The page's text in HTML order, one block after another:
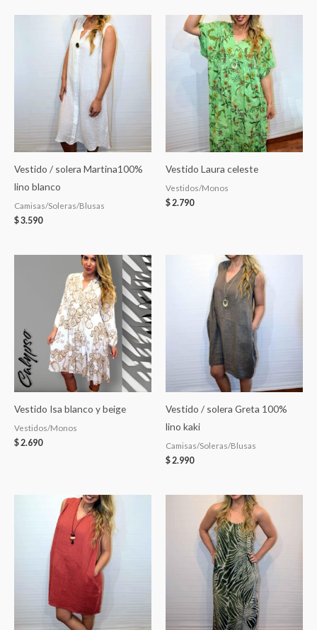
Vestido / solera Martina100%
lino blanco
Camisas/Soleras/Blusas
$3.590
Vestido Laura celeste
Vestidos/Monos
$ 2.790
Vestido Isa blanco y beige
Vestidos/Monos
$ 2.690
Vestido / solera Greta 100%
lino kaki
Camisas/Soleras/Blusas
$ 2.990